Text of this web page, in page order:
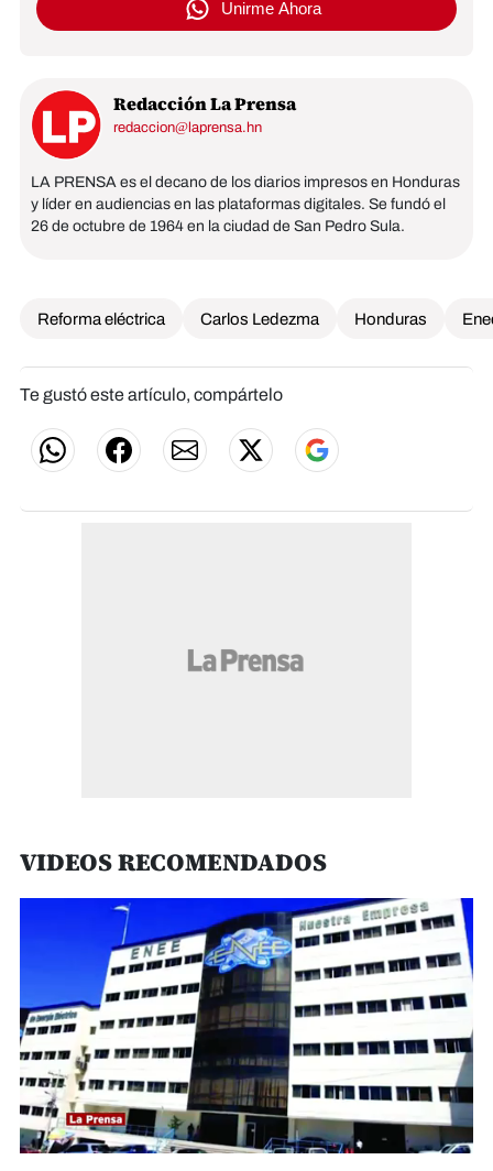
Unirme Ahora
Redacción La Prensa
redaccion@laprensa.hn
LA PRENSA es el decano de los diarios impresos en Honduras
y líder en audiencias en las plataformas digitales. Se fundó el
26 de octubre de 1964 en la ciudad de San Pedro Sula.
Reforma eléctrica Carlos Ledezma Honduras
Te gustó este artículo, compártelo
VIDEOS RECOMENDADOS